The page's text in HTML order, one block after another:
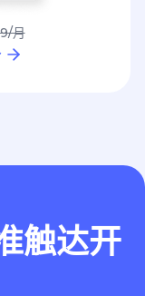
月
触达开